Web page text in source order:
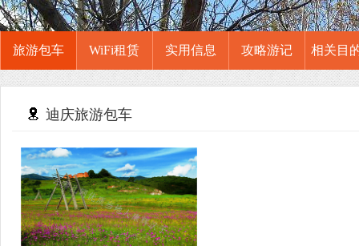
旅游包车 WiFi租赁 实用信息 攻略游记 相关目
迪庆旅游包车